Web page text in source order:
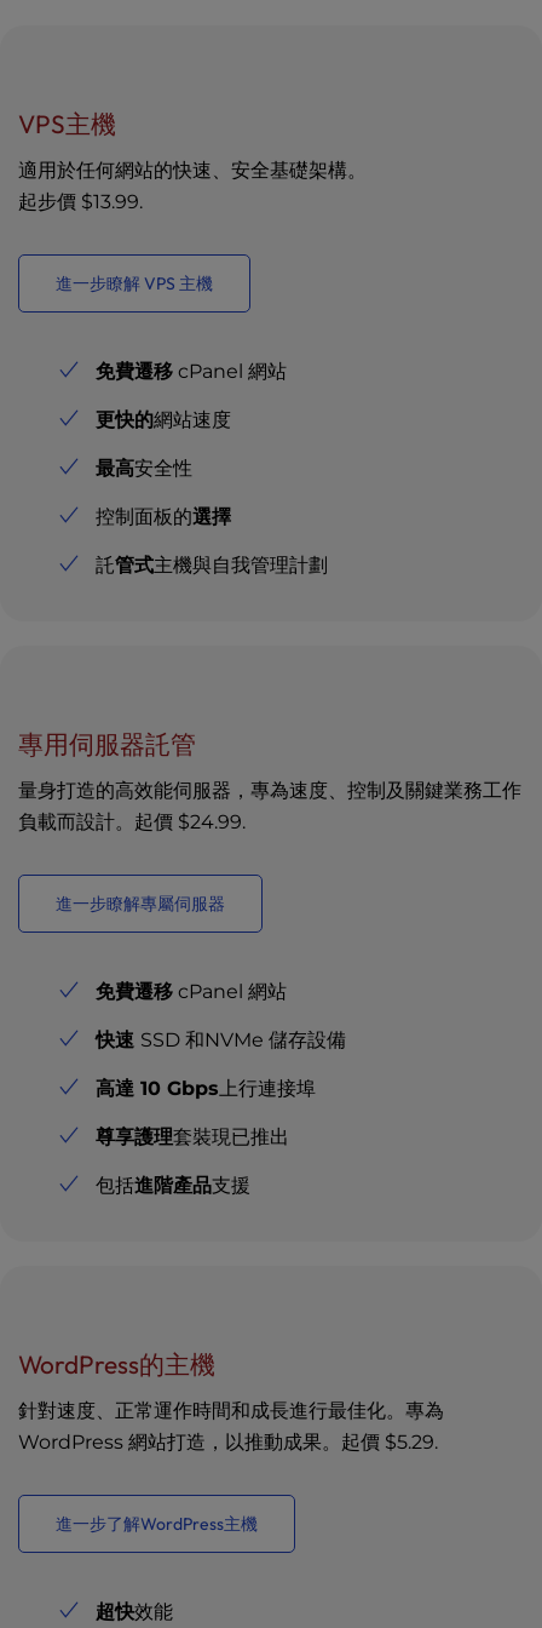
VPS主機
適用於任何網站的快速、安全基礎架構。
起步價 $13.99.
進一步瞭解 VPS 主機
免費遷移 cPanel 網站
更快的網站速度
最高安全性
控制面板的選擇
託管式主機與自我管理計劃
專用伺服器託管
量身打造的高效能伺服器，專為速度、控制及關鍵業務工作
負載而設計。起價 $24.99.
進一步瞭解專屬伺服器
免費遷移 cPanel 網站
快速 SSD 和NVMe 儲存設備
高達 10 Gbps上行連接埠
尊享護理套裝現已推出
包括進階產品支援
WordPress的主機
針對速度、正常運作時間和成長進行最佳化。專為
WordPress 網站打造，以推動成果。起價 $5.29.
進一步了解WordPress主機
超快效能